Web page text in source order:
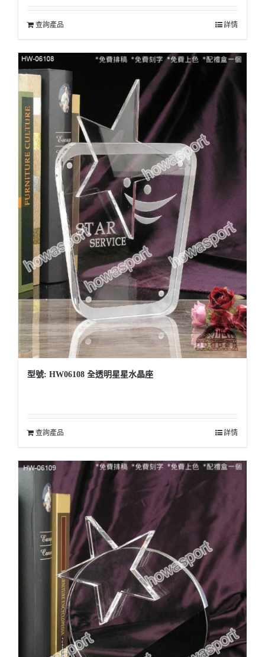
查詢產品 詳情
型號: HW06108 全透明星星水晶座
查詢產品 詳情